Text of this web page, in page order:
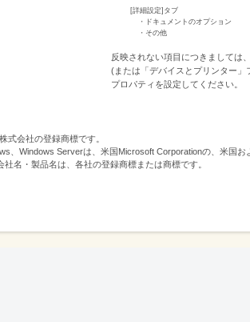
[詳細設定]タブ
・ドキュメントのオプション
・その他
反映されない項目につきましては
(または「デバイスとプリンター
プロパティを設定してください。
式会社の登録商標です。
、Windows Serverは、米国Microsoft Corporationの、米国
社名・製品名は、各社の登録商標または商標です。